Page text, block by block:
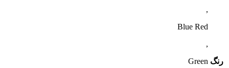
رنگ
,
Blue Red
,
Green